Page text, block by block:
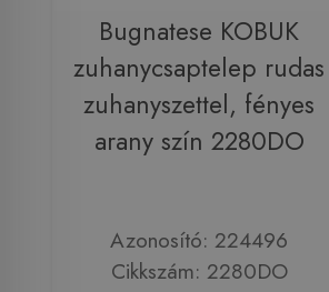
Bugnatese KOBUK
zuhanycsaptelep rudas
zuhanyszettel, fényes
arany szín 2280DO
Azonosító: 224496
Cikkszám: 2280DO